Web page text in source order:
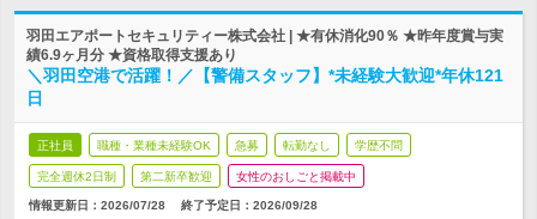
羽田エアポートセキュリティー株式会社 | ★有休消化90％ ★昨年度賞与実
績6.9ヶ月分 ★資格取得支援あり
＼羽田空港で活躍！／【警備スタッフ】*未経験大歓迎*年休121
日
正社員 職種・業種未経験OK 急募 転勤なし 学歴不問
完全週休2日制 第二新卒歓迎 女性のおしごと掲載中
情報更新日：2026/07/28 終了予定日： 2026/09/28